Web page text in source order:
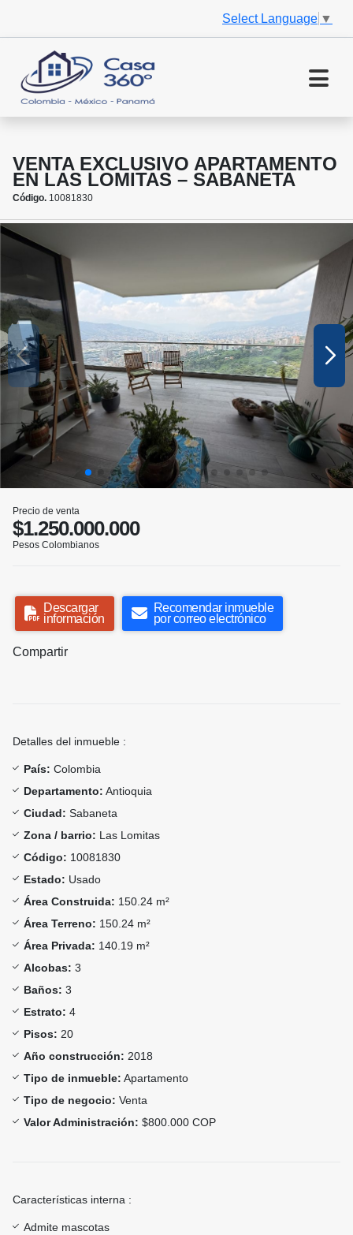
Select Language ▼
VENTA EXCLUSIVO APARTAMENTO
EN LAS LOMITAS – SABANETA
Código. 10081830
Precio de venta
$1.250.000.000
Pesos Colombianos
Descargar
información
Recomendar inmueble
por correo electrónico
Compartir
Detalles del inmueble :
País: Colombia
Departamento: Antioquia
Ciudad: Sabaneta
Zona / barrio: Las Lomitas
Código: 10081830
Estado: Usado
Área Construida: 150.24 m²
Área Terreno: 150.24 m²
Área Privada: 140.19 m²
Alcobas: 3
Baños: 3
Estrato: 4
Pisos: 20
Año construcción: 2018
Tipo de inmueble: Apartamento
Tipo de negocio: Venta
Valor Administración: $800.000 COP
Características interna :
Admite mascotas